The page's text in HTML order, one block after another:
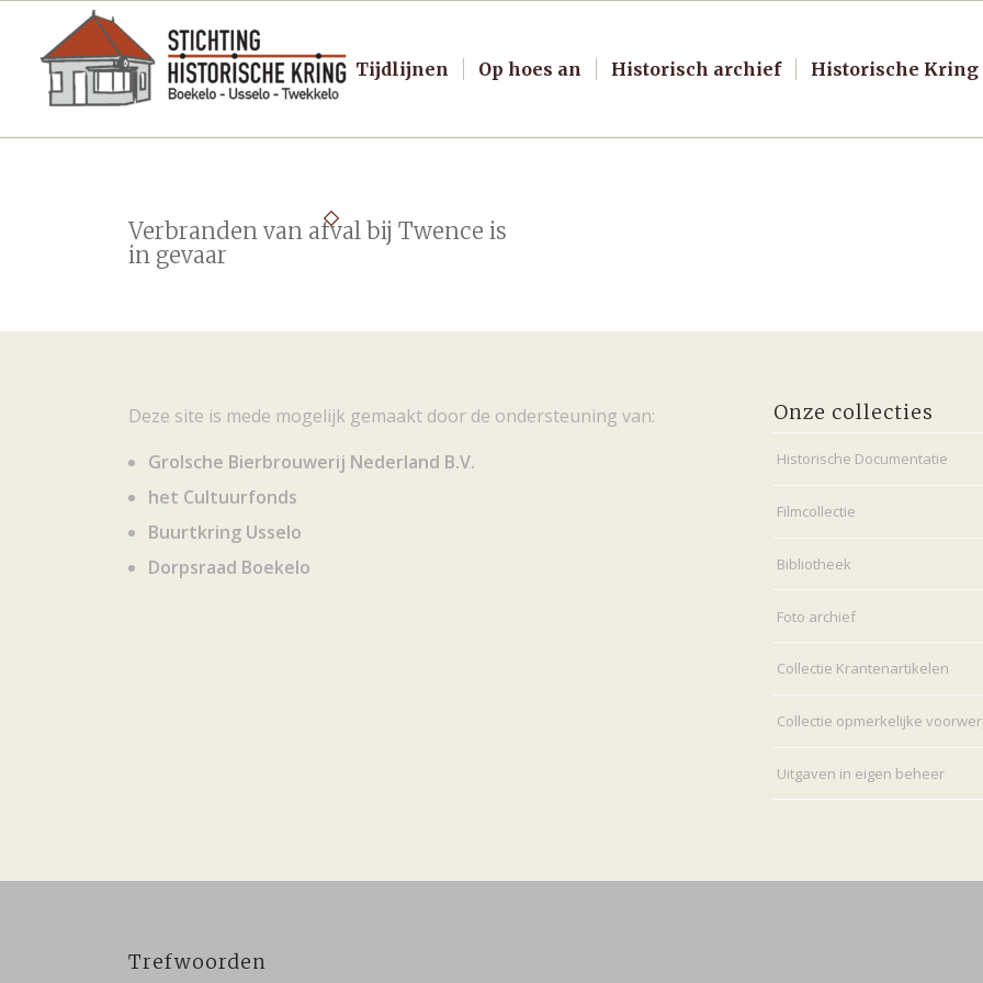
Tijdlijnen Op hoes an Historisch archief Historische Kring
Verbranden van afval bij Twence is
in gevaar
Deze site is mede mogelijk gemaakt door de ondersteuning van:
Grolsche Bierbrouwerij Nederland B.V.
het Cultuurfonds
Buurtkring Usselo
Dorpsraad Boekelo
Onze collecties
Historische Documentatie
Filmcollectie
Bibliotheek
Foto archief
Collectie Krantenartikelen
Collectie opmerkelijke
Uitgaven in eigen beheer
Trefwoorden